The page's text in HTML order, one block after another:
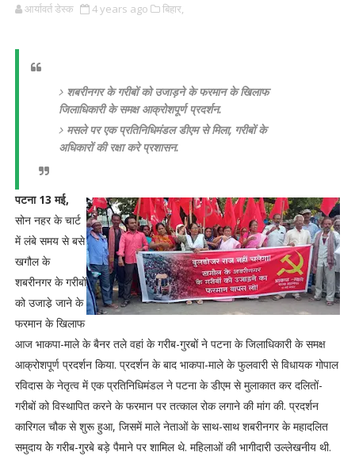
आर्यावर्त डेस्क 4 years ago बिहार,
शबरीनगर के गरीबों को उजाड़ने के फरमान के खिलाफ
जिलाधिकारी के समक्ष आक्रोशपूर्ण प्रदर्शन.
मसले पर एक प्रतिनिधिमंडल डीएम से मिला, गरीबों के
अधिकारों की रक्षा करे प्रशासन.
पटना 13 मई,
सोन नहर के चार्ट
में लंबे समय से बसे
खगौल के
शबरीनगर के गरीबों
को उजाडे़ जाने के
फरमान के खिलाफ
आज भाकपा-माले के बैनर तले वहां के गरीब-गुरबों ने पटना के जिलाधिकारी के समक्ष
आक्रोशपूर्ण प्रदर्शन किया. प्रदर्शन के बाद भाकपा-माले के फुलवारी से विधायक गोपाल
रविदास के नेतृत्व में एक प्रतिनिधिमंडल ने पटना के डीएम से मुलाकात कर दलितों-
गरीबों को विस्थापित करने के फरमान पर तत्काल रोक लगाने की मांग की. प्रदर्शन
कारिगल चौक से शुरू हुआ, जिसमें माले नेताओं के साथ-साथ शबरीनगर के महादलित
समुदाय केे गरीब-गुरबे बड़े पैमाने पर शामिल थे. महिलाओं की भागीदारी उल्लेखनीय थी.